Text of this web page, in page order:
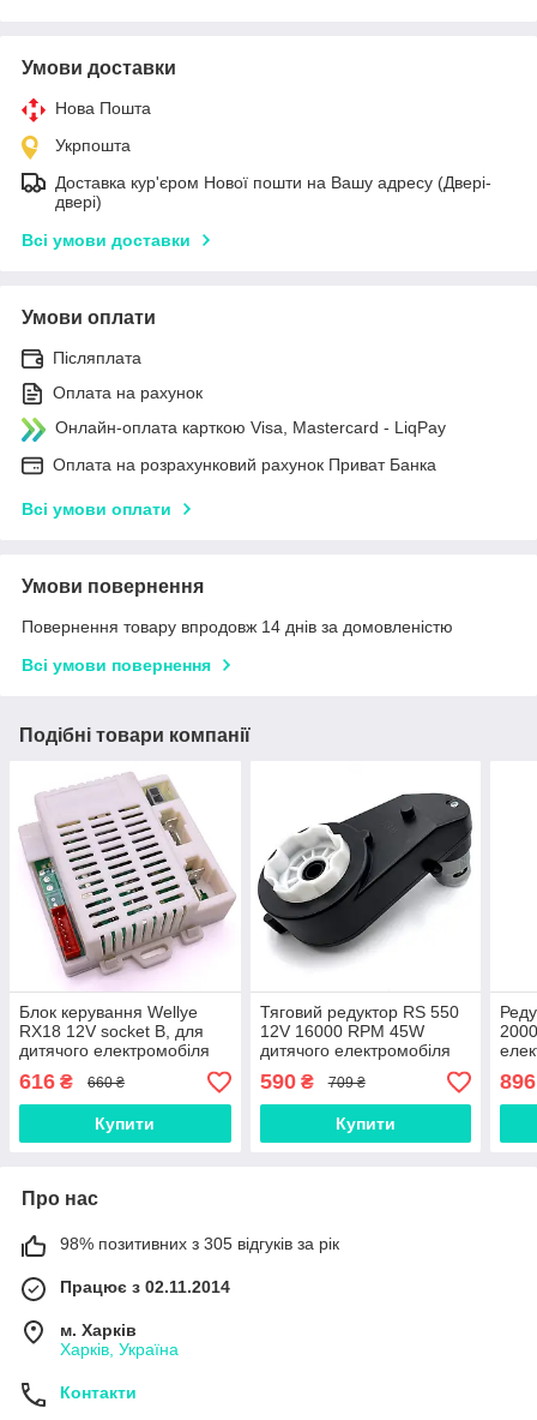
Умови доставки
Нова Пошта
Укрпошта
Доставка кур'єром Нової пошти на Вашу адресу (Двері-
двері)
Всі умови доставки
Умови оплати
Післяплата
Оплата на рахунок
Онлайн-оплата карткою Visa, Mastercard - LiqPay
Оплата на розрахунковий рахунок Приват Банка
Всі умови оплати
Умови повернення
Повернення товару впродовж 14 днів за домовленістю
Всі умови повернення
Подібні товари компанії
Блок керування Wellye
RX18 12V socket B, для
дитячого електромобіля
Bambi
616 ₴ 660 ₴
Купити
Тяговий редуктор RS 550
12V 16000 RPM 45W
дитячого електромобіля
Bambi
590₴ 709 ₴
Купити
Про нас
98% позитивних з 305 відгуків за рік
Працює з 02.11.2014
м. Харків
Харків, Україна
Контакти